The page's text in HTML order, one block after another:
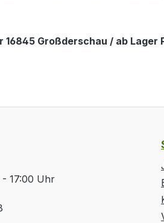
16845 Großderschau / ab Lager
17:00 Uhr